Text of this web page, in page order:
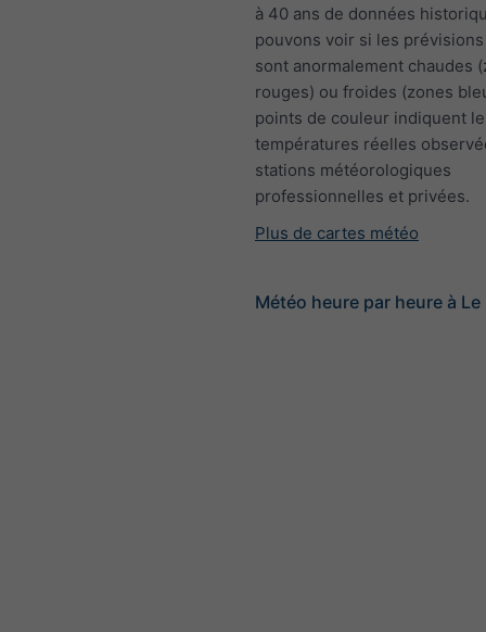
à 40 ans de données
pouvons voir si les
sont anormalement chaudes
rouges) ou froides (zones
points de couleur indiquent
températures réelles
stations météorologiques
professionnelles et privées.
Plus de cartes météo
Météo heure par heure à